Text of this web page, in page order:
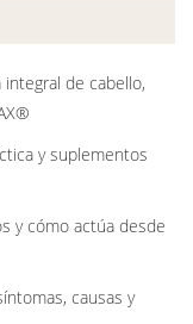
integral de cabello,
y suplementos
y cómo actúa desde
causas y